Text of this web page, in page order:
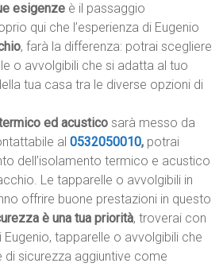
esigenze è il passaggio
qui che l’esperienza di Eugenio
, farà la differenza: potrai scegliere
o avvolgibili che si adatta al tuo
tua casa tra le diverse opzioni di
ed acustico sarà messo da
al0532050010, potrai
dell’isolamento termico e acustico
Le tapparelle o avvolgibili in
offrire buone prestazioni in questo
è una tua priorità, troverai con
tapparelle o avvolgibili che
sicurezza aggiuntive come